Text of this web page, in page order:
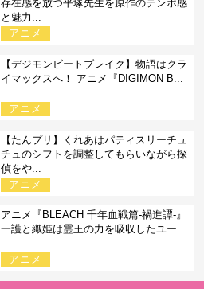
存在感を放つ平塚先生を原作のテンポ感
と魅力...
アニメ
【デジモンビートブレイク】物語はクラ
イマックスへ！ アニメ『DIGIMON B...
アニメ
【たんプリ】くれあはパティスリーチュ
チュのシフトを調整してもらいながら探
偵をや...
アニメ
アニメ『BLEACH 千年血戦篇-禍進譚-』
一護と織姫は霊王の力を吸収したユー...
アニメ